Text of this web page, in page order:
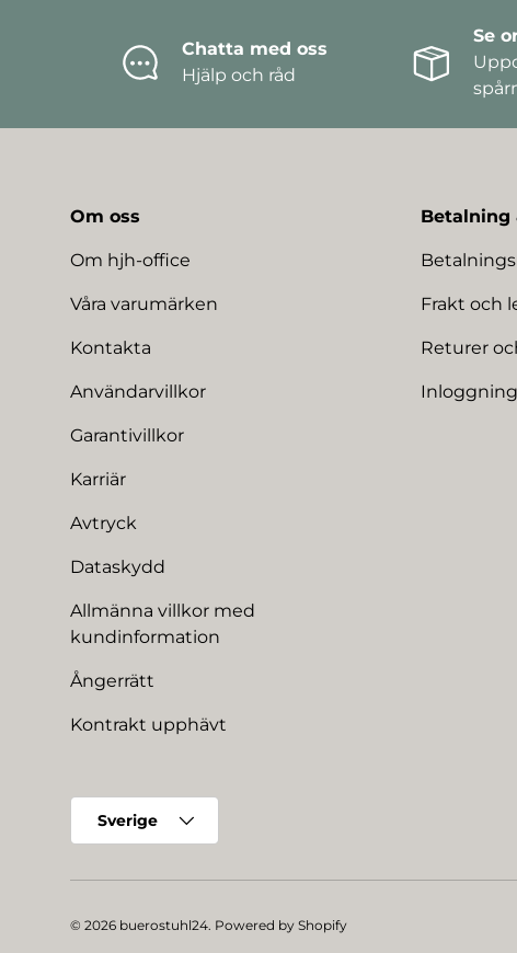
Chatta med oss
Hjälp och råd
Se
Om oss
Om hjh-office
Våra varumärken
Kontakta
Användarvillkor
Garantivillkor
Karriär
Avtryck
Dataskydd
Allmänna villkor med
kundinformation
Ångerrätt
Kontrakt upphävt
Betalning
Frakt och
Returer
Sverige
© 2026 buerostuhl24. Powered by Shopify